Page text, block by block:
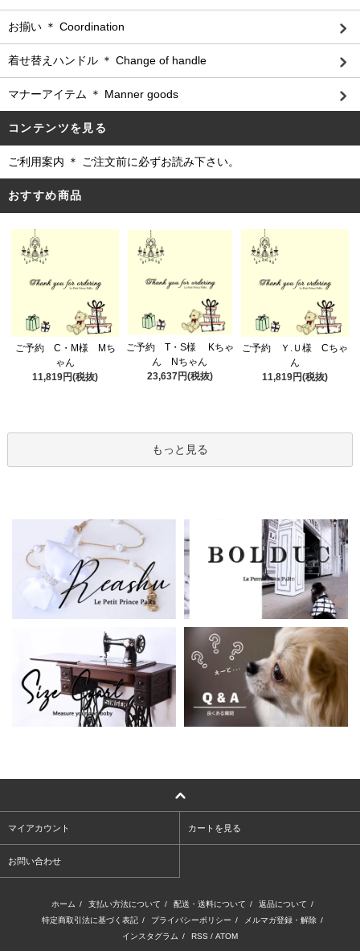
お揃い ＊ Coordination
着せ替えハンドル ＊ Change of handle
マナーアイテム ＊ Manner goods
コンテンツを見る
ご利用案内 ＊ ご注文前に必ずお読み下さい。
おすすめ商品
ご予約 C・M様 Mち
ゃん
11,819円(税抜)
ご予約 T・S様 Kちゃ
ん Nちゃん
23,637円(税抜)
ご予約 Ｙ.Ｕ様 Cちゃ
ん
11,819円(税抜)
もっと見る
マイアカウント カートを見る
お問い合わせ
ホーム / 支払い方法について / 配送・送料について / 返品について /
特定商取引法に基づく表記 / プライバシーポリシー / メルマガ登録・解除 /
インスタグラム / RSS / ATOM